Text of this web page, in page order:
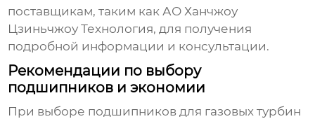
поставщикам, таким какАО Ханчжоу
Цзиньчжоу Технология, для получения
подробной информации и консультации.
Рекомендации по выбору
подшипников и экономии
При выборе подшипников для газовых турбин